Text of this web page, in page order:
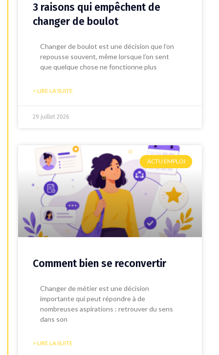
3 raisons qui empêchent de
changer de boulot
Changer de boulot est une décision que l’on
repousse souvent, même lorsque l’on sent
que quelque chose ne fonctionne plus
> LIRE LA SUITE
29 juillet 2026
ACTU EMPLOI
Comment bien se reconvertir
Changer de métier est une décision
importante qui peut répondre à de
nombreuses aspirations : retrouver du sens
dans son
> LIRE LA SUITE